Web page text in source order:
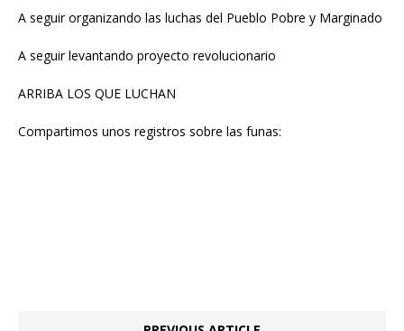
A seguir organizando las luchas del Pueblo Pobre y Marginado
A seguir levantando proyecto revolucionario
ARRIBA LOS QUE LUCHAN
Compartimos unos registros sobre las funas: